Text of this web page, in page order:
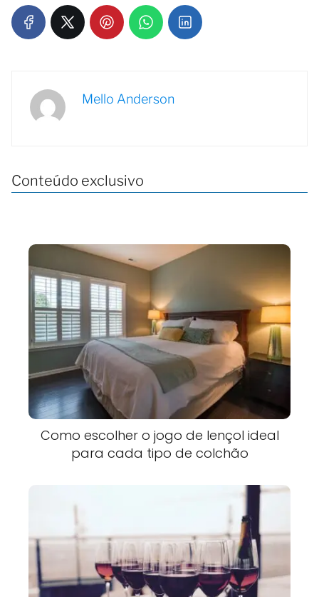
Mello Anderson
Conteúdo exclusivo
Como escolher o jogo de lençol ideal
para cada tipo de colchão